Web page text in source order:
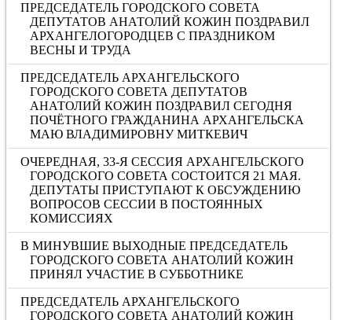
ПРЕДСЕДАТЕЛЬ ГОРОДСКОГО СОВЕТА
ДЕПУТАТОВ АНАТОЛИЙ КОЖИН ПОЗДРАВИЛ
АРХАНГЕЛОГОРОДЦЕВ С ПРАЗДНИКОМ
ВЕСНЫ И ТРУДА
ПРЕДСЕДАТЕЛЬ АРХАНГЕЛЬСКОГО
ГОРОДСКОГО СОВЕТА ДЕПУТАТОВ
АНАТОЛИЙ КОЖИН ПОЗДРАВИЛ СЕГОДНЯ
ПОЧЁТНОГО ГРАЖДАНИНА АРХАНГЕЛЬСКА
МАЮ ВЛАДИМИРОВНУ МИТКЕВИЧ
ОЧЕРЕДНАЯ, 33-Я СЕССИЯ АРХАНГЕЛЬСКОГО
ГОРОДСКОГО СОВЕТА СОСТОИТСЯ 21 МАЯ.
ДЕПУТАТЫ ПРИСТУПАЮТ К ОБСУЖДЕНИЮ
ВОПРОСОВ СЕССИИ В ПОСТОЯННЫХ
КОМИССИЯХ
В МИНУВШИЕ ВЫХОДНЫЕ ПРЕДСЕДАТЕЛЬ
ГОРОДСКОГО СОВЕТА АНАТОЛИЙ КОЖИН
ПРИНЯЛ УЧАСТИЕ В СУББОТНИКЕ
ПРЕДСЕДАТЕЛЬ АРХАНГЕЛЬСКОГО
ГОРОДСКОГО СОВЕТА АНАТОЛИЙ КОЖИН